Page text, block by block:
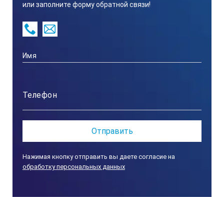
16×3.8×1.8см, 70г
или заполните форму обратной связи!
Нажимая кнопку отправить вы даете согласие на
обработку персональных данных